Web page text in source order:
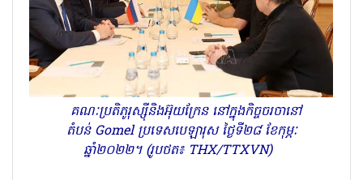
គណៈប្រតិភូរុស្ស៊ីនិងអ៊ុយក្រែន នៅក្នុងកិច្ចចរចានៅ
តំបន់ Gomel ប្រទេសបេឡារុស ថ្ងៃទី២៨ ខែកុម្ភៈ
ឆ្នាំ២០២២។ (រូបថត៖ THX/TTXVN)